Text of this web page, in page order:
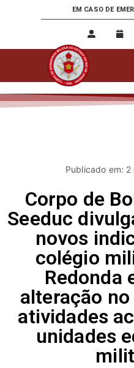
EM CASO DE
Publicado em:
Corpo de
Seeduc
novos
colégio
Redonda
alteração
atividades
unidades